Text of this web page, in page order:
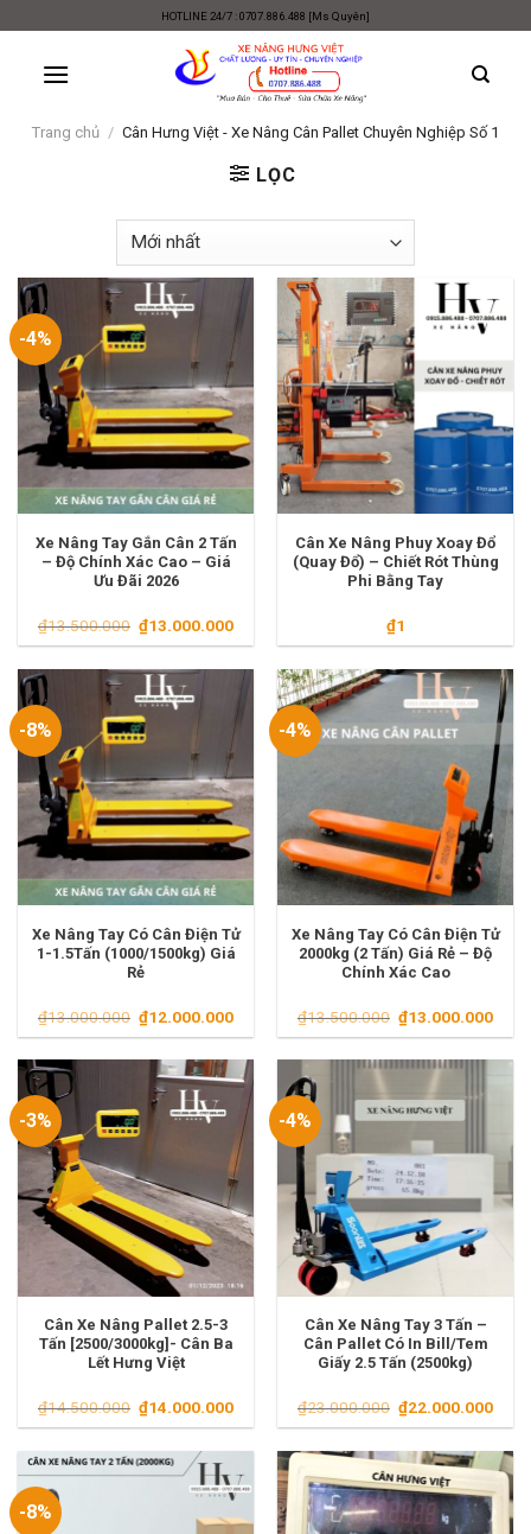
content
HOTLINE 24/7 : 0707.886.488 [Ms Quyên]
Trang chủ / Cân Hưng Việt - Xe Nâng Cân Pallet Chuyên Nghiệp Số 1
LỌC
-4%
Xe Nâng Tay Gắn Cân 2 Tấn
– Độ Chính Xác Cao – Giá
Ưu Đãi 2026
₫13.500.000 Giá
gốc
₫13.500.000.
₫13.000.000Giá
là:
₫13.000.000.
Cân Xe Nâng Phuy Xoay Đổ
(Quay Đổ) – Chiết Rót Thùng
Phi Bằng Tay
₫1
-8%
Xe Nâng Tay Có Cân Điện Tử
1-1.5Tấn (1000/1500kg) Giá
Rẻ
₫13.000.000 Giá
gốc
₫13.000.000.
₫12.000.000Giá
là:
₫12.000.000.
-4%
Xe Nâng Tay Có Cân Điện Tử
2000kg (2 Tấn) Giá Rẻ – Độ
Chính Xác Cao
₫13.500.000 Giá
gốc
₫13.500.000.
₫13.000.000Giá
là:
-3%
Cân Xe Nâng Pallet 2.5-3
Tấn [2500/3000kg]- Cân Ba
Lết Hưng Việt
₫14.500.000 Giá
gốc
₫14.500.000.
₫14.000.000Giá
là:
₫14.000.000.
-4%
Cân Xe Nâng Tay 3 Tấn –
Cân Pallet Có In Bill/Tem
Giấy 2.5 Tấn (2500kg)
₫23.000.000 Giá
gốc
₫23.000.000.
₫22.000.000Giá
là:
-8%